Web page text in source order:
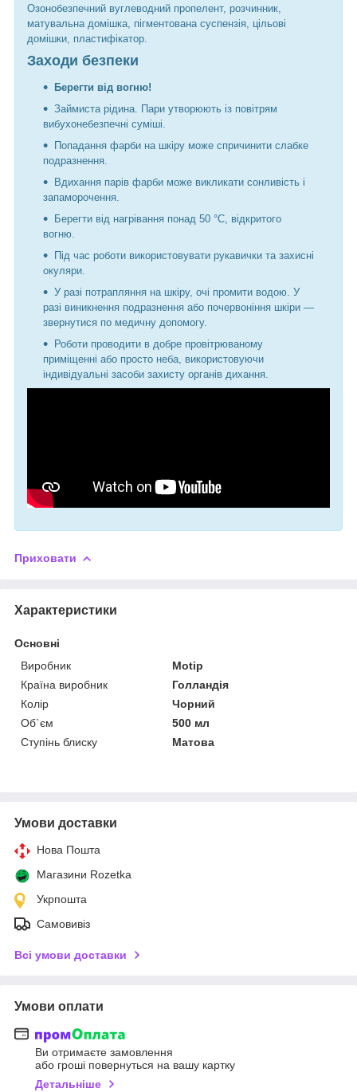
Озонобезпечний вуглеводний пропелент, розчинник,
матувальна домішка, пігментована суспензія, цільові
домішки, пластифікатор.
Заходи безпеки
Берегти від вогню!
Займиста рідина. Пари утворюють із повітрям
вибухонебезпечні суміші.
Попадання фарби на шкіру може спричинити слабке
подразнення.
Вдихання парів фарби може викликати сонливість і
запаморочення.
Берегти від нагрівання понад 50 °C, відкритого
вогню.
Під час роботи використовувати рукавички та захисні
окуляри.
У разі потрапляння на шкіру, очі промити водою. У
разі виникнення подразнення або почервоніння шкіри —
звернутися по медичну допомогу.
Роботи проводити в добре провітрюваному
приміщенні або просто неба, використовуючи
індивідуальні засоби захисту органів дихання.
Приховати
Характеристики
Основні
Виробник
Motip
Країна виробник
Голландія
Колір
Чорний
Об`єм
500 мл
Ступінь блиску
Матова
Умови доставки
Нова Пошта
Магазини Rozetka
Укрпошта
Самовивіз
Всі умови доставки
Умови оплати
Ви отримаєте замовлення
або гроші повернуться на вашу картку
Детальніше